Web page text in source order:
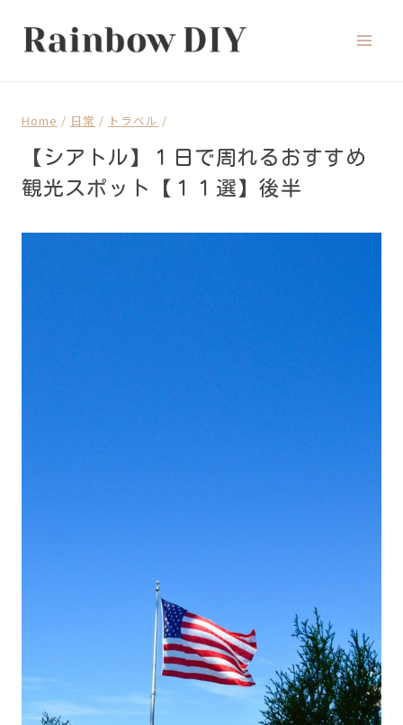
Home / 日常 / トラベル /
【シアトル】１日で周れるおすすめ
観光スポット【１１選】後半